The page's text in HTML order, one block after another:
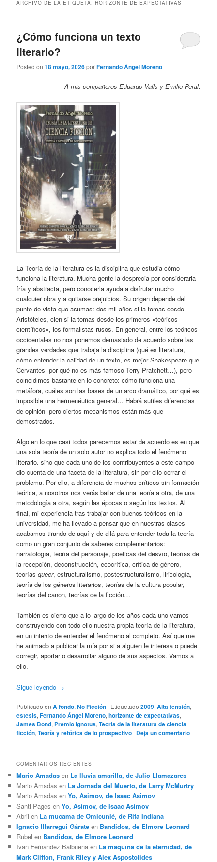
ARCHIVO DE LA ETIQUETA:HORIZONTE DE EXPECTATIVAS
¿Cómo funciona un texto
literario?
Posted on18 mayo, 2026porFernando Ángel Moreno
A mis compañeros Eduardo Valls y Emilio Peral.
La Teoría de la literatura es la disciplina que estudia cómo
funciona la literatura. Mucha gente la desprecia por considerarla
fría y abstracta, pero conocerla ayuda a disfrutar mucho
cualquier obra y a quitarse prejuicios. Su origen depende del
punto de vista que asumas: dos mil años si la tomas desde
Aristóteles, cien si la tomas desde los primeros «teóricos
científicos», los formalistas rusos. En general, entre los teóricos
occidentales no nos ponemos demasiado de acuerdo sobre las
grandes verdades que trabaja la disciplina (qué es literatura,
cómo entender la calidad de un texto, es mejor Shakespeare que
Cervantes, por qué no es más famoso Terry Pratchett…), pero
coincidimos bastante en lo concreto: cómo funciona una
metáfora, cuáles son las bases de un arco dramático, por qué es
imposible una hermenéutica general… Habrá sutiles diferencias
de opinión, pero ciertos mecanismos están más que
demostrados.
Algo en lo que casi todos parecemos estar de acuerdo es en que
una sola teoría de un solo autor no explica todo el fenómeno
literario, sino que cada uno de los contribuyentes a este campo
dio cuenta de una faceta de la literatura, sin por ello cerrar el
problema. Por ello, a diferencia de muchos críticos sin formación
teórica, a nosotros nos verás bailar de una teoría a otra, de una
metodología a otra, según las épocas o según los textos. Al
final, mi experiencia tras trabajar con buenos teóricos en la
universidad, me ha llevado a pensar que en nuestras clases
acabamos tirando de aquí y de allá para entender toda la teoría
como un gran conjunto de saberes complementarios:
narratología, teoría del personaje, poéticas del desvío, teorías de
la recepción, deconstrucción, ecocrítica, crítica de género,
teoríasqueer, estructuralismo, postestructuralismo, liricología,
teoría de los géneros literarios, teorías de la cultura popular,
teorías del canon, teorías de la ficción…
También es cierto que a lo largo de los años cada uno vamos
construyendo con todo ello nuestra propia teoría de la literatura,
en un intento de entender el fenómeno al completo. Así que me
he animado a publicar la mía por si a alguien le interesa o puede
corregir, aportar o desarrollar alguno de sus aspectos. Vamos a
ello.
Sigue leyendo →
Publicado en A fondo,No Ficción | Etiquetado 2009,Alta tensión,
estesis,Fernando Ángel Moreno,horizonte de expectativas,
James Bond, Premio Ignotus,Teoría de la literatura de ciencia
ficción,Teoría y retórica de lo prospectivo | Deja un comentario
COMENTARIOS RECIENTES
Mario Amadas en La lluvia amarilla, de Julio Llamazares
Mario Amadas en La Jornada del Muerto, de Larry McMurtry
Mario Amadas enYo, Asimov, de Isaac Asimov
Santi Pages enYo, Asimov, de Isaac Asimov
Abril en La mucama de Omicunlé, de Rita Indiana
Ignacio Illarregui Gárate en Bandidos, de Elmore Leonard
Rubel en Bandidos, de Elmore Leonard
Iván Fernández Balbuena en La máquina de la eternidad, de
Mark Clifton, Frank Riley y Alex Aspostolides